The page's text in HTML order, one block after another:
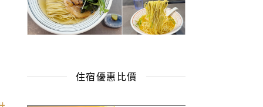
住宿優惠比價